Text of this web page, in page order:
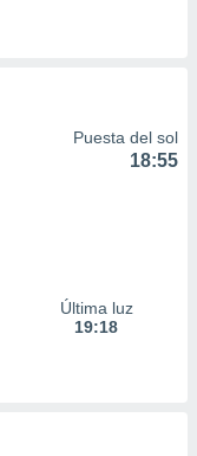
Puesta del sol
18:55
Última luz
19:18